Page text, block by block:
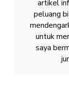
artikel
peluang
untuk
saya